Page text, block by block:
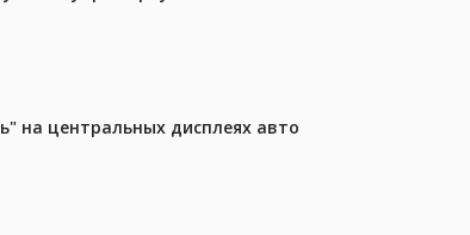
на центральных дисплеях авто